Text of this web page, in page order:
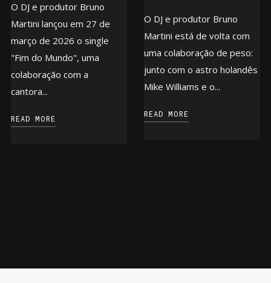
O DJ e produtor Bruno
Martini lançou em 27 de
março de 2026 o single
"Fim do Mundo", uma
colaboração com a
cantora...
READ MORE
O DJ e produtor Bruno
Martini está de volta com
uma colaboração de peso:
junto com o astro holandês
Mike Williams e o...
READ MORE